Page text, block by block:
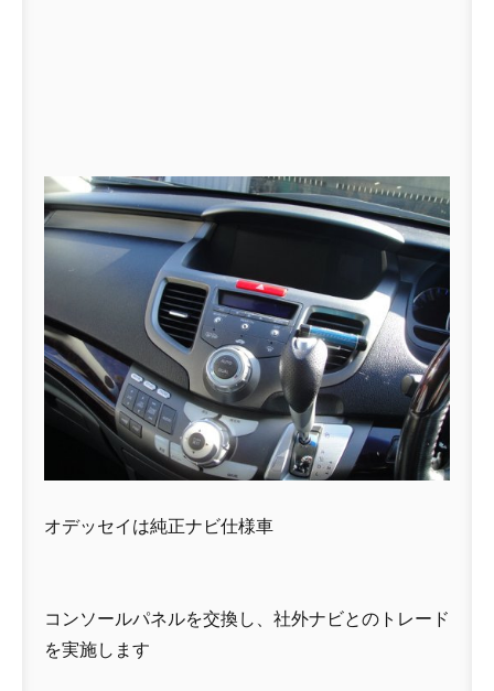
オデッセイは純正ナビ仕様車
コンソールパネルを交換し、社外ナビとのトレード
を実施します